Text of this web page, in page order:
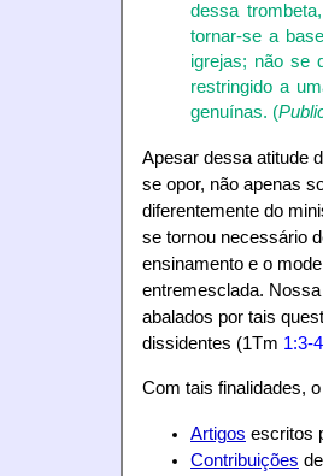
dessa
tornar-se a
igrejas; não se
restringido a
genuínas. (
Apesar dessa atitude
se opor, não apenas
diferentemente do
se tornou necessário
ensinamento e o
entremesclada.
abalados por tais
dissidentes (1Tm 1:3-4
Com tais finalidades,
Artigos escritos
Contribuições